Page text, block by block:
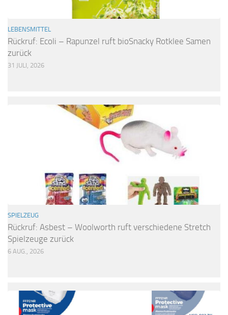
LEBENSMITTEL
Rückruf: Ecoli – Rapunzel ruft bioSnacky Rotklee Samen
zurück
31 JULI, 2026
SPIELZEUG
Rückruf: Asbest – Woolworth ruft verschiedene Stretch
Spielzeuge zurück
6 AUG., 2026